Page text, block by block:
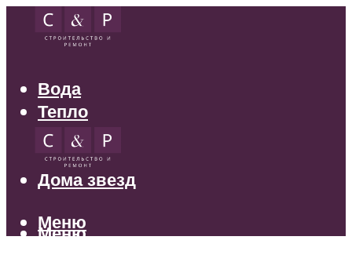
Вода
Тепло
Электрика
Свет
Дома звезд
Меню
Меню